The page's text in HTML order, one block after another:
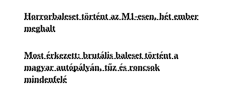
Horrorbaleset történt az M1-esen, hét ember
meghalt
Most érkezett: brutális baleset történt a
magyar autópályán, tűz és roncsok
mindenfelé